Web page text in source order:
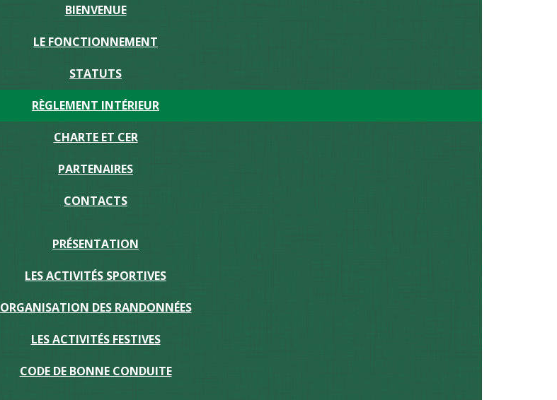
BIENVENUE
LE FONCTIONNEMENT
STATUTS
RÈGLEMENT INTÉRIEUR
CHARTE ET CER
PARTENAIRES
CONTACTS
PRÉSENTATION
LES ACTIVITÉS SPORTIVES
ORGANISATION DES RANDONNÉES
LES ACTIVITÉS FESTIVES
CODE DE BONNE CONDUITE